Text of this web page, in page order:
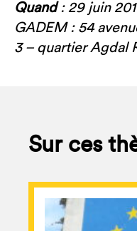
Quand: 29 juin
GADEM : 54
3 – quartier Agdal
Sur ces